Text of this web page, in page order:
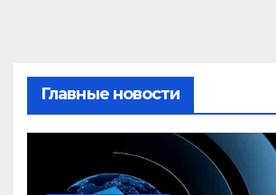
Главные новости